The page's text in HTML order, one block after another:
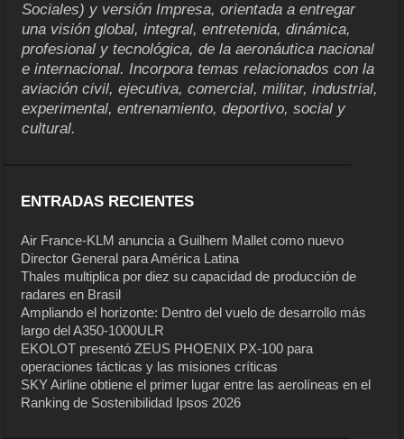
Sociales) y versión Impresa, orientada a entregar
una visión global, integral, entretenida, dinámica,
profesional y tecnológica, de la aeronáutica nacional
e internacional. Incorpora temas relacionados con la
aviación civil, ejecutiva, comercial, militar, industrial,
experimental, entrenamiento, deportivo, social y
cultural.
ENTRADAS RECIENTES
Air France-KLM anuncia a Guilhem Mallet como nuevo
Director General para América Latina
Thales multiplica por diez su capacidad de producción de
radares en Brasil
Ampliando el horizonte: Dentro del vuelo de desarrollo más
largo del A350-1000ULR
EKOLOT presentó ZEUS PHOENIX PX-100 para
operaciones tácticas y las misiones críticas
SKY Airline obtiene el primer lugar entre las aerolíneas en el
Ranking de Sostenibilidad Ipsos 2026